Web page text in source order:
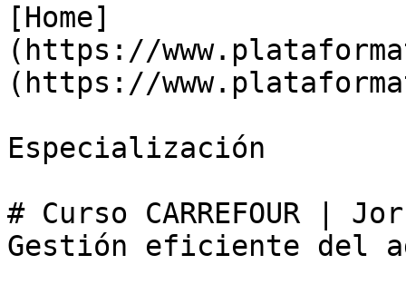
[Home]
(https://
(https://
Especialización
# Curso CARREFOUR |
Gestión eficiente del